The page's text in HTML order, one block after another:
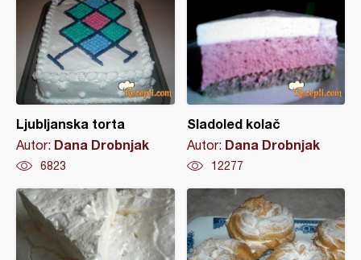
Ljubljanska torta
Autor: Dana Drobnjak
6823
Sladoled kolač
Autor: Dana Drobnjak
12277